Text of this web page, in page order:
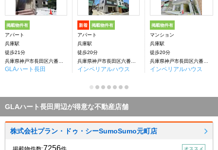
掲載物件有
アパート
兵庫駅
徒歩21分
GLAハート長田
新着 掲載物件有
アパート
兵庫駅
徒歩20分
インペリアルハウス
掲載物件有
マンション
兵庫駅
徒歩20分
インペリアルハウス
GLAハート長田周辺が得意な不動産店舗
株式会社プラン・ドゥ・シーSumoSumo元町店
7256 オススメ